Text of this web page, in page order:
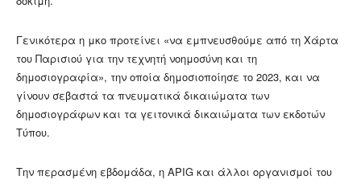
Γενικότερα η μκο προτείνει «να εμπνευσθούμε από τη Χάρτα
του Παρισιού για την τεχνητή νοημοσύνη και τη
δημοσιογραφία», την οποία δημοσιοποίησε το 2023, και να
γίνουν σεβαστά τα πνευματικά δικαιώματα των
δημοσιογράφων και τα γειτονικά δικαιώματα των εκδοτών
Τύπου.
Την περασμένη εβδομάδα, η APIG και άλλοι οργανισμοί του